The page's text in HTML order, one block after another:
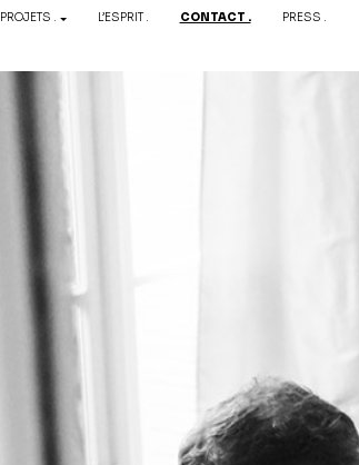
PROJETS . L’ESPRIT . CONTACT . PRESS .